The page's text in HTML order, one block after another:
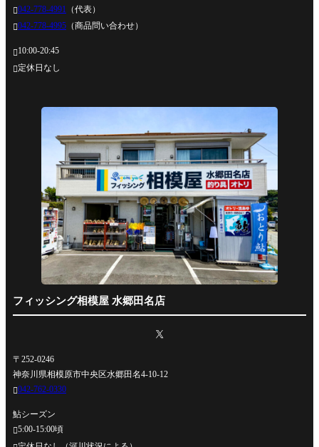
042-778-4991
（代表）
042-778-4995 （商品問い合わせ）
10:00-20:45
定休日なし
フィッシング相模屋 水郷田名店
〒252-0246
神奈川県相模原市中央区水郷田名4-10-12
042-762-0330
鮎シーズン
5:00-15:00頃